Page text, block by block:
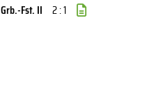
Grb.-Fst. II 2 : 1